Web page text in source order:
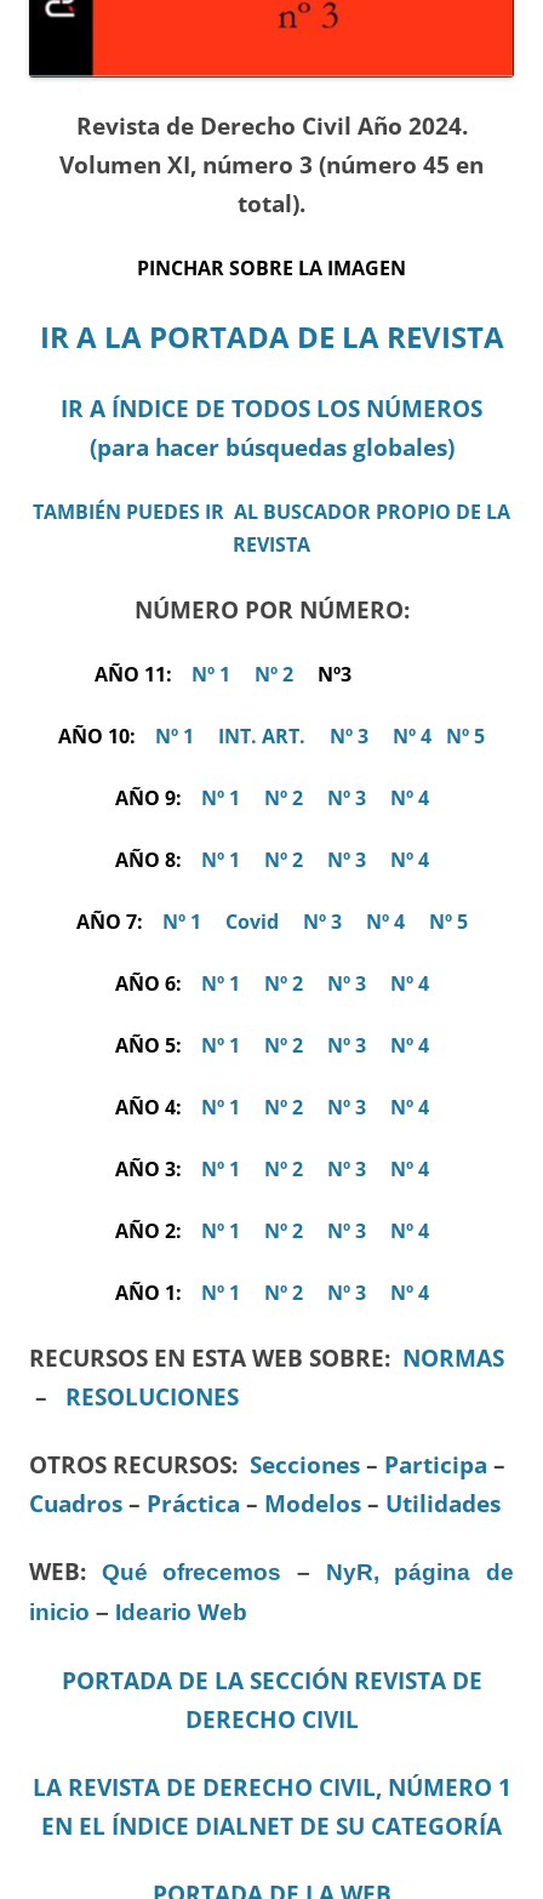
Revista de Derecho Civil Año 2024.
Volumen XI, número 3 (número 45 en
total).
PINCHAR SOBRE LA IMAGEN
IR A LA PORTADA DE LA REVISTA
IR A ÍNDICE DE TODOS LOS NÚMEROS
(para hacer búsquedas globales)
TAMBIÉN PUEDES IR AL BUSCADOR PROPIO DE LA
REVISTA
NÚMERO POR NÚMERO:
AÑO 11: Nº 1 Nº 2 Nº3
AÑO 10: Nº 1 INT. ART. Nº 3 Nº 4 Nº 5
AÑO 9: Nº 1 Nº 2 Nº 3 Nº 4
AÑO 8: Nº 1 Nº 2 Nº 3 Nº 4
AÑO 7: Nº 1 Covid Nº 3 Nº 4 Nº 5
AÑO 6: Nº 1 Nº 2 Nº 3 Nº 4
AÑO 5: Nº 1 Nº 2 Nº 3 Nº 4
AÑO 4: Nº 1 Nº 2 Nº 3 Nº 4
AÑO 3: Nº 1 Nº 2 Nº 3 Nº 4
AÑO 2: Nº 1 Nº 2 Nº 3 Nº 4
AÑO 1: Nº 1 Nº 2 Nº 3 Nº 4
RECURSOS EN ESTA WEB SOBRE: NORMAS
– RESOLUCIONES
OTROS RECURSOS: Secciones – Participa –
Cuadros – Práctica – Modelos – Utilidades
WEB: Qué ofrecemos – NyR, página de
inicio – Ideario Web
PORTADA DE LA SECCIÓN REVISTA DE
DERECHO CIVIL
LA REVISTA DE DERECHO CIVIL, NÚMERO 1
EN EL ÍNDICE DIALNET DE SU CATEGORÍA